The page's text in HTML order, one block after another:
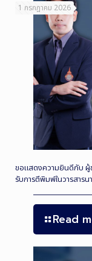
1 กรกฎาคม 2026
ขอแสดงความยินดีกับ ผู้
รับการตีพิมพ์ในวารสารน
Read